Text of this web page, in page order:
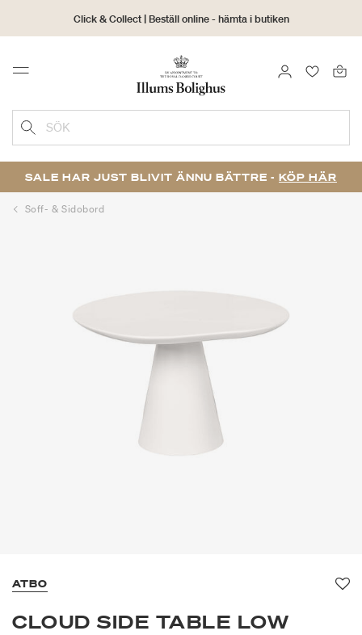
Click & Collect | Beställ online - hämta i butiken
30 dagars returrätt
Menu LOGGA IN
SÖK
SALE HAR JUST BLIVIT ÄNNU BÄTTRE - KÖP HÄR
Soff- & Sidobord
ATBO
CLOUD SIDE TABLE LOW